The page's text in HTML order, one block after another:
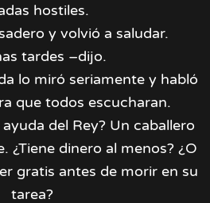
hostiles.
y volvió a saludar.
tardes –dijo.
lo miró seriamente y habló
que todos escucharan.
del Rey? Un caballero
¿Tiene dinero al menos? ¿O
gratis antes de morir en su
tarea?